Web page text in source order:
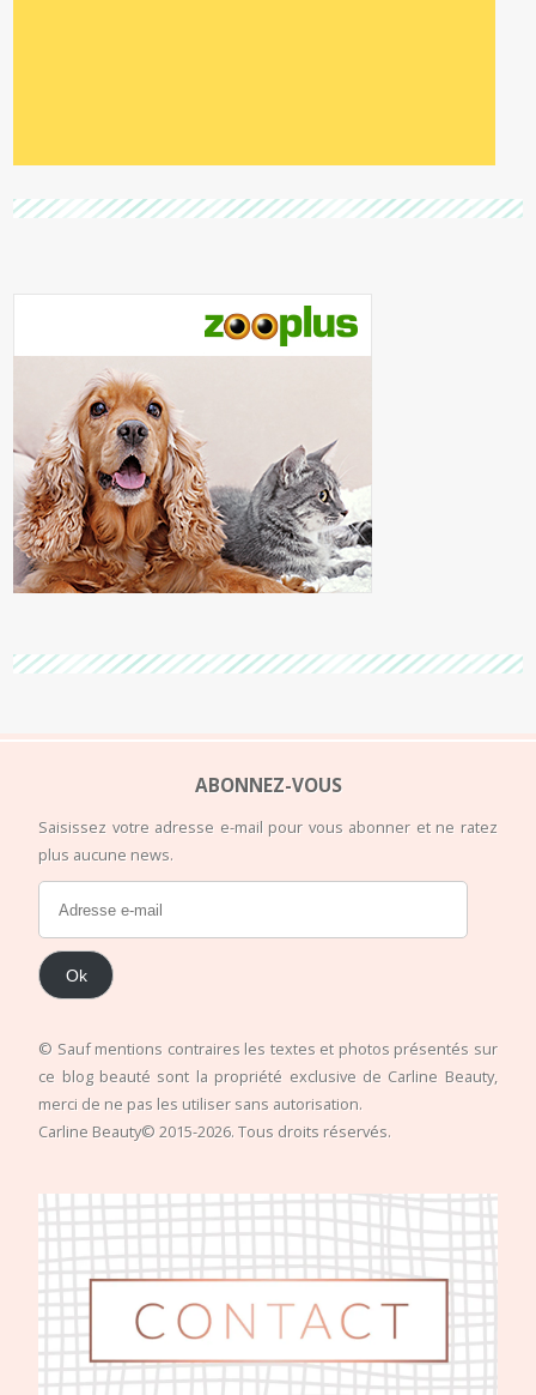
ABONNEZ-VOUS
Saisissez votre adresse e-mail pour vous abonner et ne ratez
plus aucune news.
Ok
© Sauf mentions contraires les textes et photos présentés sur
ce blog beauté sont la propriété exclusive de Carline Beauty,
merci de ne pas les utiliser sans autorisation.
Carline Beauty© 2015-2026. Tous droits réservés.